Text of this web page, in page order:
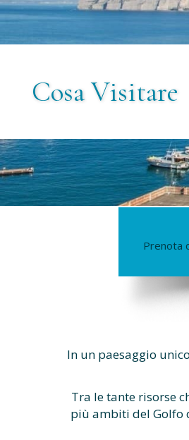
Cosa Visitare
Prenota
In un paesaggio
Tra le tante risorse
più ambiti del Golfo